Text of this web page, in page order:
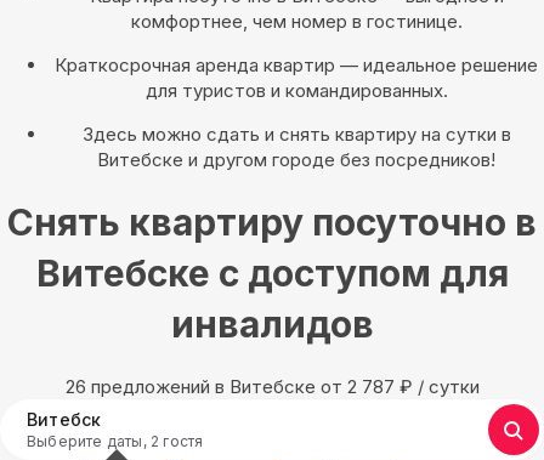
комфортнее, чем номер в гостинице.
Краткосрочная аренда квартир — идеальное решение
для туристов и командированных.
Здесь можно сдать и снять квартиру на сутки в
Витебске и другом городе без посредников!
Снять квартиру посуточно в
Витебске с доступом для
инвалидов
26 предложений в Витебске oт 2 787 ₽ / сутки
Витебск
Выберите даты, 2 гостя